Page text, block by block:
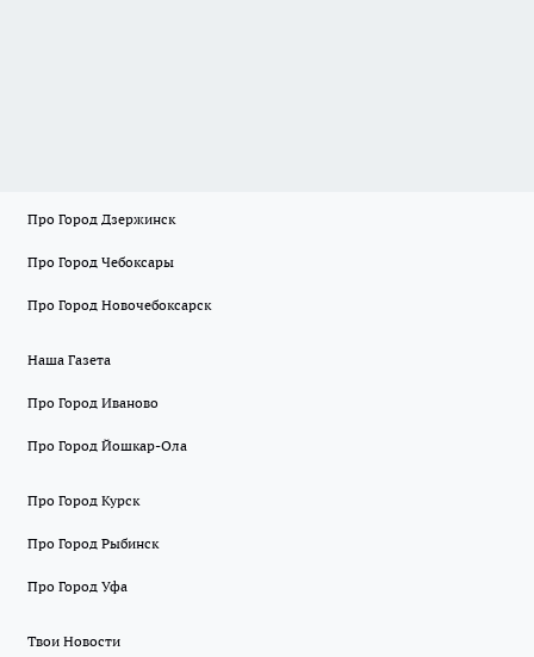
Про Город Дзержинск
Про Город Чебоксары
Про Город Новочебоксарск
Наша Газета
Про Город Иваново
Про Город Йошкар-Ола
Про Город Курск
Про Город Рыбинск
Про Город Уфа
Твои Новости